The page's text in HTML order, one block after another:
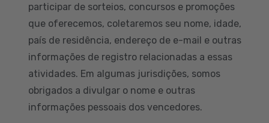
participar de sorteios, concursos e promoções
que oferecemos, coletaremos seu nome, idade,
país de residência, endereço de e-mail e outras
informações de registro relacionadas a essas
atividades. Em algumas jurisdições, somos
obrigados a divulgar o nome e outras
informações pessoais dos vencedores.